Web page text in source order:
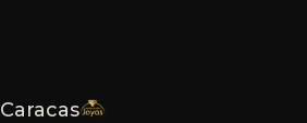
Caracas